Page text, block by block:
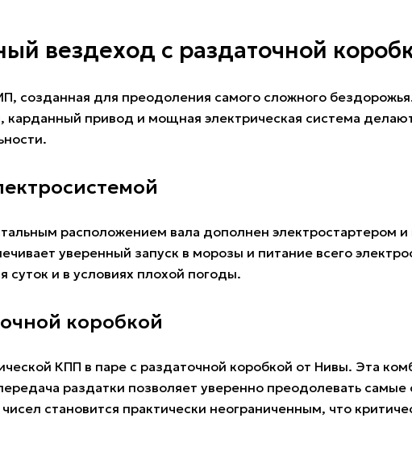
вездеход с раздаточной
созданная для преодоления самого сложного
карданный привод и мощная электрическая система
расположением вала дополнен электростартером
уверенный запуск в морозы и питание всего
суток и в условиях плохой погоды.
коробкой
КПП в паре с раздаточной коробкой от Нивы. Эта
раздатки позволяет уверенно преодолевать самые
становится практически неограниченным, что